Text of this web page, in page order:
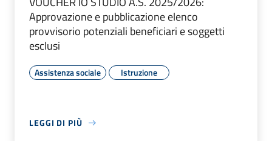
Approvazione e pubblicazione elenco
provvisorio potenziali beneficiari e soggetti
esclusi
Assistenza sociale Istruzione
LEGGI DI PIÙ